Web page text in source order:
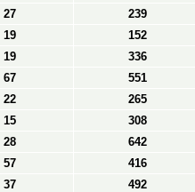
27 239
19 152
19 336
67 551
22 265
15 308
28 642
57 416
37 492